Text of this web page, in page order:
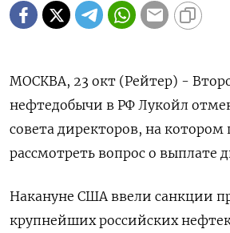
МОСКВА, 23 окт (Рейтер) -
нефтедобычи в РФ Лукойл
совета директоров, на котором
рассмотреть вопрос о выплате
Накануне США ввели санкции
крупнейших российских